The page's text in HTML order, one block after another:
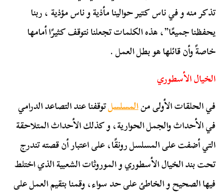
تذكر منه و في ناس كتير حوالينا مأذية و ناس مؤذية ، ربنا
يحفظنا جميعًا”، هذه الكلمات تجعلنا نتوقف كثيرًا أمامها
خاصةً وأن قائلها هو بطل العمل .
الخيال الأسطوري
في الحلقات الأولى منالمسلسلتوقفنا عند التصاعد الدرامي
في الأحداث والجمل الحوارية، و كذلك الأحداث المتلاحقة
التي أضفت على المسلسل رونقًا، على اعتبار أن قصته تندرج
تحت بند الخيال الأسطوري و الموروثات الشعبية الذي اختلط
فيها الصحيح و الخاطئ على حد سواء، وقمنا بتقيم العمل على